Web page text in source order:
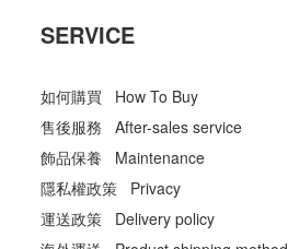
SERVICE
如何購買 How To Buy
售後服務 After-sales service
飾品保養 Maintenance
隱私權政策 Privacy
運送政策 Delivery policy